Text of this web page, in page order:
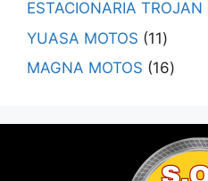
ESTACIONARIA TROJAN
YUASA MOTOS
11
MAGNA MOTOS
16